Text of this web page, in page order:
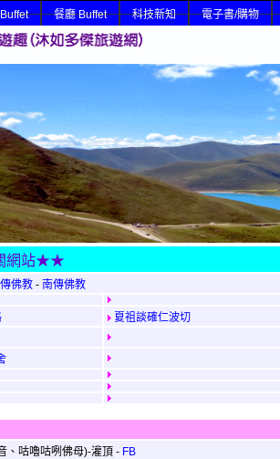
餐廳 Buffet 科技新知 電子書/購物
網站★★
佛教 - 南傳佛教
夏祖談確仁波切
、咕嚕咕咧佛母)-灌頂 - FB